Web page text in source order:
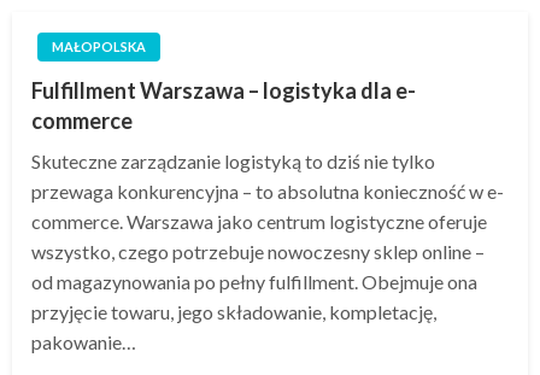
MAŁOPOLSKA
Fulfillment Warszawa – logistyka dla e-
commerce
Skuteczne zarządzanie logistyką to dziś nie tylko
przewaga konkurencyjna – to absolutna konieczność w e-
commerce. Warszawa jako centrum logistyczne oferuje
wszystko, czego potrzebuje nowoczesny sklep online –
od magazynowania po pełny fulfillment. Obejmuje ona
przyjęcie towaru, jego składowanie, kompletację,
pakowanie…